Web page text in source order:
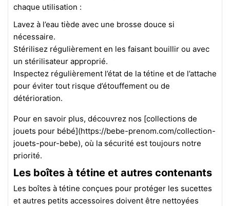
chaque utilisation :
Lavez à l’eau tiède avec une brosse douce si
nécessaire.
Stérilisez régulièrement en les faisant bouillir ou avec
un stérilisateur approprié.
Inspectez régulièrement l’état de la tétine et de l’attache
pour éviter tout risque d’étouffement ou de
détérioration.
Pour en savoir plus, découvrez nos [collections de
jouets pour bébé](https://bebe-prenom.com/collection-
jouets-pour-bebe), où la sécurité est toujours notre
priorité.
Les boîtes à tétine et autres contenants
Les boîtes à tétine conçues pour protéger les sucettes
et autres petits accessoires doivent être nettoyées